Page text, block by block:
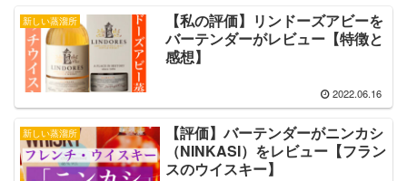
新しい蒸溜所
【私の評価】リンドーズアビーを
バーテンダーがレビュー【特徴と
感想】
2022.06.16
新しい蒸溜所
【評価】バーテンダーがニンカシ
（NINKASI）をレビュー【フラン
スのウイスキー】